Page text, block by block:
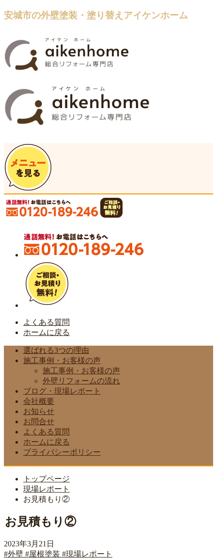
安城市の外壁塗装・塗り替えアイケンホーム
よくある質問
ホームに戻る
選ばれる3つの理由
施工事例・お客様の声
施工事例・お客様の声
外壁リフォームの流れ
ブログ・現場レポート
会社概要
お知らせ
お問合せ
よくある質問
ホームに戻る
プライバシーポリシー
トップページ
現場レポート
お見積もり②
お見積もり②
2023年3月21日
#外壁 #屋根塗装 #現場レポート